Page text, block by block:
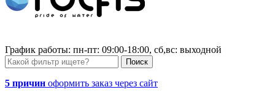
График работы: пн-пт: 09:00-18:00, сб,вс: выходной
5 причин оформить заказ через сайт